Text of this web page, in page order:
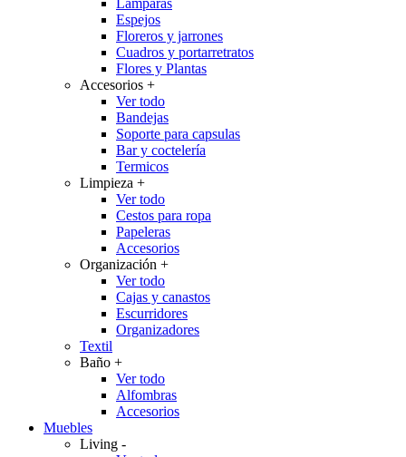
Lámparas
Espejos
Floreros y jarrones
Cuadros y portarretratos
Flores y Plantas
Accesorios +
Ver todo
Bandejas
Soporte para capsulas
Bar y coctelería
Termicos
Limpieza +
Ver todo
Cestos para ropa
Papeleras
Accesorios
Organización +
Ver todo
Cajas y canastos
Escurridores
Organizadores
Textil
Baño +
Ver todo
Alfombras
Accesorios
Muebles
Living -